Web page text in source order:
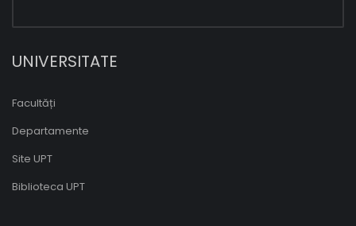
UNIVERSITATE
Facultăți
Departamente
Site UPT
Biblioteca UPT